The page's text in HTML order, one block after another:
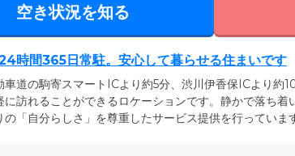
空き状況を知る
時間365日常駐。安心して暮らせる住まいです
車道の駒寄スマートICより約5分、渋川伊香保ICより約
に訪れることができるロケーションです。静かで落ち着
の「自分らしさ」を尊重したサービス提供を行っていま